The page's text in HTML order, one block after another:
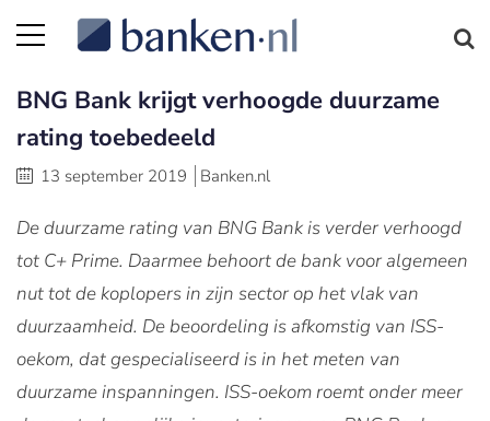
BNG Bank krijgt verhoogde duurzame
rating toebedeeld
13 september 2019 Banken.nl
De duurzame rating van BNG Bank is verder verhoogd
tot C+ Prime. Daarmee behoort de bank voor algemeen
nut tot de koplopers in zijn sector op het vlak van
duurzaamheid. De beoordeling is afkomstig van ISS-
oekom, dat gespecialiseerd is in het meten van
duurzame inspanningen. ISS-oekom roemt onder meer